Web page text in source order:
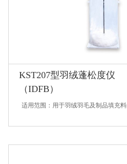
KST207型羽绒蓬松度仪
（IDFB）